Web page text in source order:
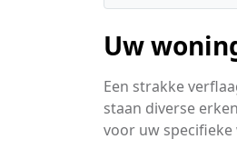
Uw
Een strakke
staan diverse
voor uw